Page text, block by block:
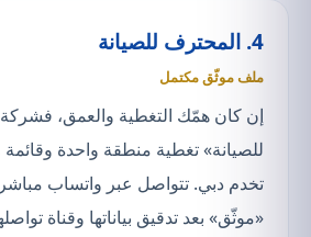
4. المحترف للصيانة
ملف موثّق مكتمل
إن كان همّك التغطية والعمق،
للصيانة» تغطية منطقة واحدة
تخدم دبي. تتواصل عبر واتساب
«موثّق» بعد تدقيق بياناتها وقناة